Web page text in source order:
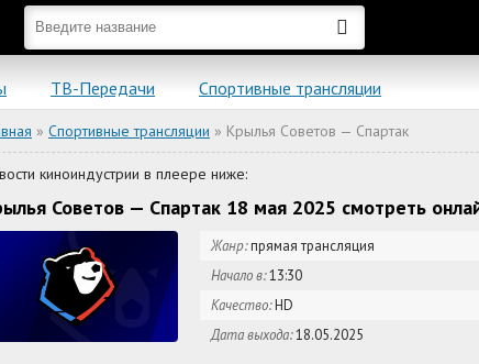
ТВ-Передачи Спортивные трансляции
» Спортивные трансляции » Крылья Советов — Спартак
киноиндустрии в плеере ниже:
Советов — Спартак 18 мая 2025 смотреть
Жанр:прямая трансляция
Начало в:13:30
Качество:HD
Дата выхода:18.05.2025